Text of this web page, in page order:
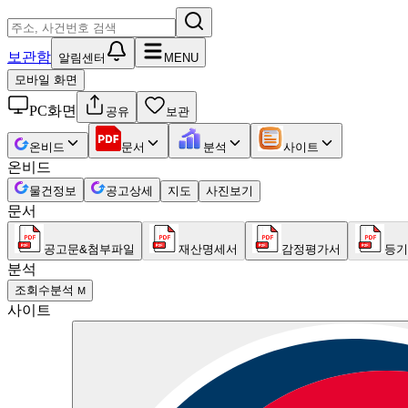
보관함 알림센터
MENU
모바일 화면
PC화면 공유 보관
온비드 문서 분석 사이트
온비드
물건정보 공고상세 지도 사진보기
문서
공고문&첨부파일 재산명세서 감정평가서 등
분석
조회수분석 M
사이트